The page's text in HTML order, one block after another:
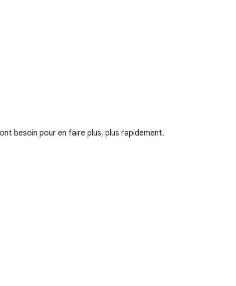
besoin pour en faire plus, plus rapidement.